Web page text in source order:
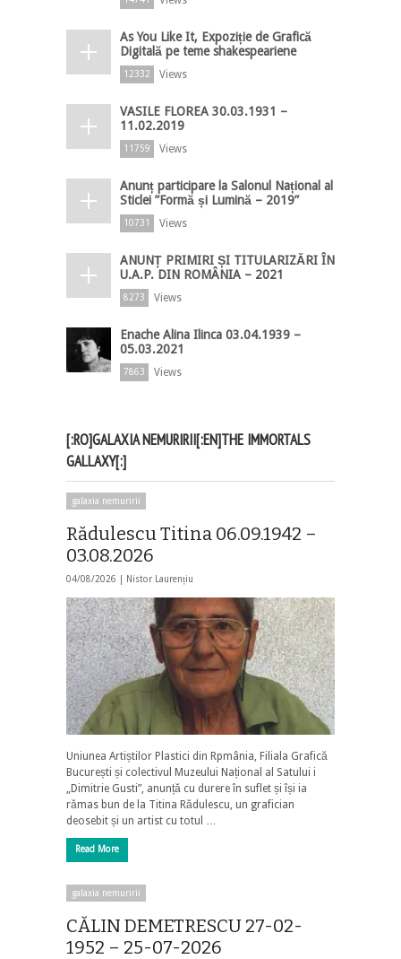
As You Like It, Expoziție de Grafică
Digitală pe teme shakespeariene
12332 Views
VASILE FLOREA 30.03.1931 –
11.02.2019
11759 Views
Anunț participare la Salonul Național al
Sticlei ”Formă și Lumină – 2019”
10731 Views
ANUNȚ PRIMIRI ȘI TITULARIZĂRI ÎN
U.A.P. DIN ROMÂNIA – 2021
8273 Views
Enache Alina Ilinca 03.04.1939 –
05.03.2021
7863 Views
[:RO]GALAXIA NEMURIRII[:EN]THE IMMORTALS
GALLAXY[:]
galaxia nemuririi
Rădulescu Titina 06.09.1942 –
03.08.2026
04/08/2026 | Nistor Laurențiu
Uniunea Artiștilor Plastici din Rpmânia, Filiala Grafică
București și colectivul Muzeului Național al Satului i
„Dimitrie Gusti”, anunță cu durere în suflet și își ia
rămas bun de la Titina Rădulescu, un grafician
deosebit și un artist cu totul …
Read More
galaxia nemuririi
CĂLIN DEMETRESCU 27-02-
1952 – 25-07-2026